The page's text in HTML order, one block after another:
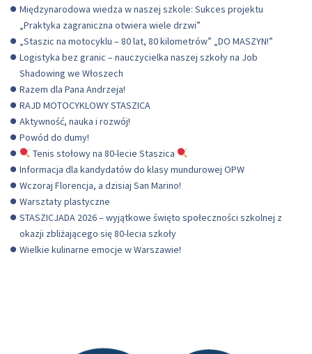
Międzynarodowa wiedza w naszej szkole: Sukces projektu
„Praktyka zagraniczna otwiera wiele drzwi”
„Staszic na motocyklu – 80 lat, 80 kilometrów” „DO MASZYN!”
Logistyka bez granic – nauczycielka naszej szkoły na Job
Shadowing we Włoszech
Razem dla Pana Andrzeja!
RAJD MOTOCYKLOWY STASZICA
Aktywność, nauka i rozwój!
Powód do dumy!
Tenis stołowy na 80-lecie Staszica
Informacja dla kandydatów do klasy mundurowej OPW
Wczoraj Florencja, a dzisiaj San Marino!
Warsztaty plastyczne
STASZICJADA 2026 – wyjątkowe święto społeczności szkolnej z
okazji zbliżającego się 80-lecia szkoły
Wielkie kulinarne emocje w Warszawie!